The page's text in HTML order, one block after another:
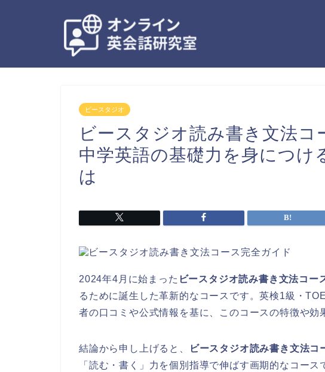
ビースタジオ
ビースタジオ読み書き文法コ
中学英語の基礎力を身につけ
は
2024年4月に始まった ビースタジオ読み書き文法コー
るために誕生した革新的なコースです。英検1級・
者の口コミや公式情報を基に、このコースの特徴や効
結論から申し上げると、 ビースタジオ読み書き文法コ
「読む・書く」力を個別指導で伸ばす画期的なコー